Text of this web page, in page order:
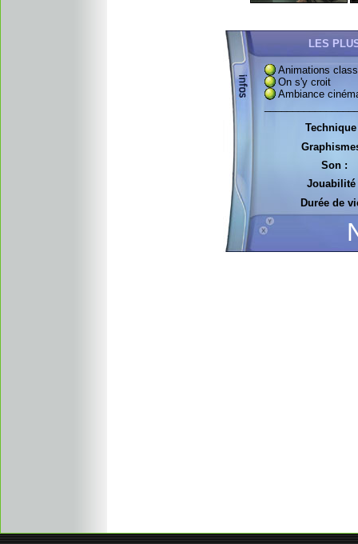
LES
Animations
On s'y croit
Ambiance
Son :
Jouabilité
Durée de